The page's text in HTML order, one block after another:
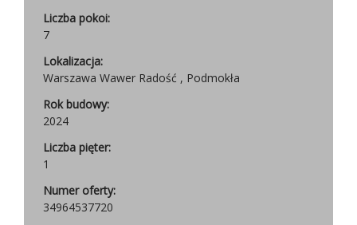
Liczba pokoi:
7
Lokalizacja:
Warszawa Wawer Radość , Podmokła
Rok budowy:
2024
Liczba pięter:
1
Numer oferty:
34964537720